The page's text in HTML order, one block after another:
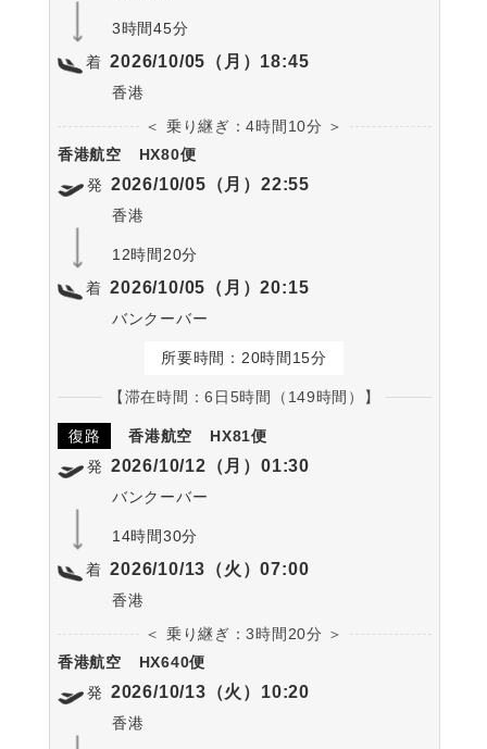
3時間45分
着 2026/10/05（月）18:45
香港
＜ 乗り継ぎ：4時間10分 ＞
香港航空
HX80便
発 2026/10/05（月）22:55
香港
12時間20分
着 2026/10/05（月）20:15
バンクーバー
所要時間：20時間15分
【滞在時間：6日5時間（149時間）】
復路 香港航空
HX81便
発 2026/10/12（月）01:30
バンクーバー
14時間30分
着 2026/10/13（火）07:00
香港
＜ 乗り継ぎ：3時間20分 ＞
香港航空
HX640便
発 2026/10/13（火）10:20
香港